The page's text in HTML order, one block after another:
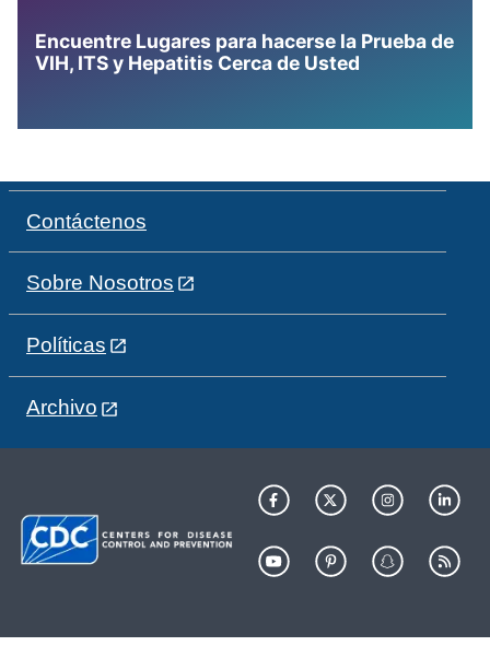
Encuentre Lugares para hacerse la Prueba de
VIH, ITS y Hepatitis Cerca de Usted
Contáctenos
Sobre Nosotros
Políticas
Archivo